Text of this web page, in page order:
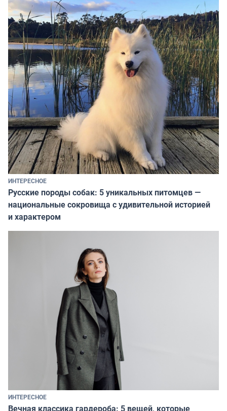
ИНТЕРЕСНОЕ
Русские породы собак: 5 уникальных питомцев —
национальные сокровища с удивительной историей
и характером
ИНТЕРЕСНОЕ
Вечная классика гардероба: 5 вещей, которые